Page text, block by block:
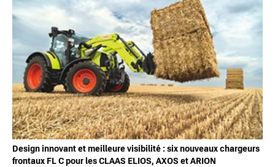
Design innovant et meilleure visibilité : six nouveaux chargeurs
frontaux FL C pour les CLAAS ELIOS, AXOS et ARION